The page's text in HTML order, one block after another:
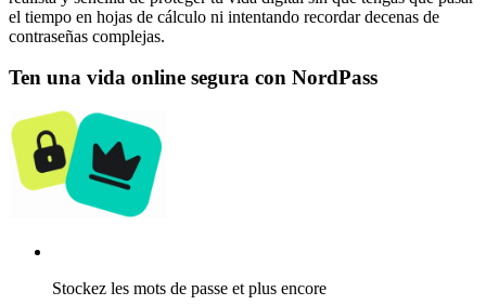
el tiempo en hojas de cálculo ni intentando recordar decenas de
contraseñas complejas.
Ten una vida online segura con NordPass
Stockez les mots de passe et plus encore